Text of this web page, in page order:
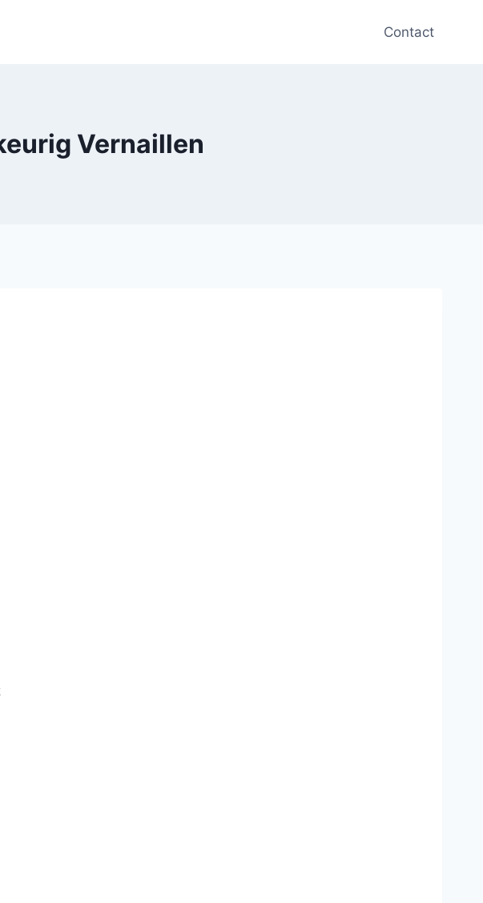
Contact
Vernaillen